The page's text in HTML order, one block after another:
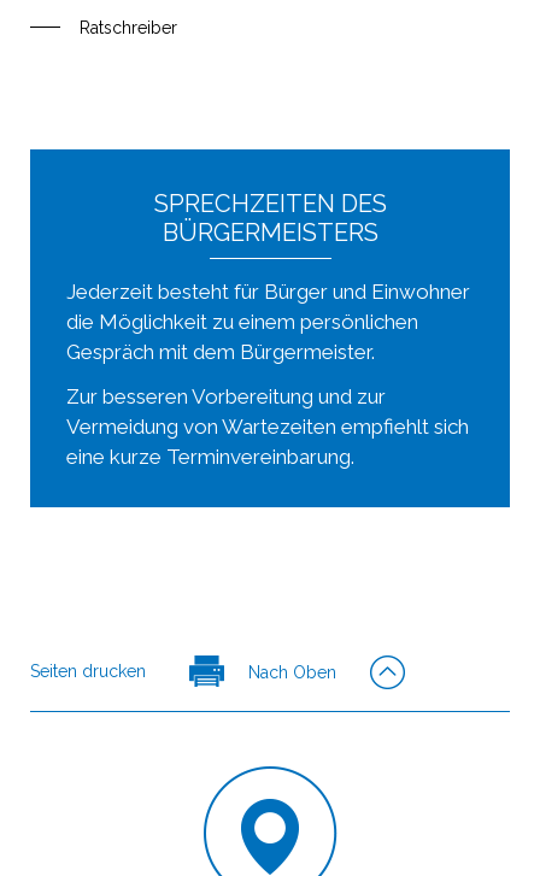
Ratschreiber
SPRECHZEITEN DES
BÜRGERMEISTERS
Jederzeit besteht für Bürger und Einwohner
die Möglichkeit zu einem persönlichen
Gespräch mit dem Bürgermeister.
Zur besseren Vorbereitung und zur
Vermeidung von Wartezeiten empfiehlt sich
eine kurze Terminvereinbarung.
Seiten drucken Nach Oben